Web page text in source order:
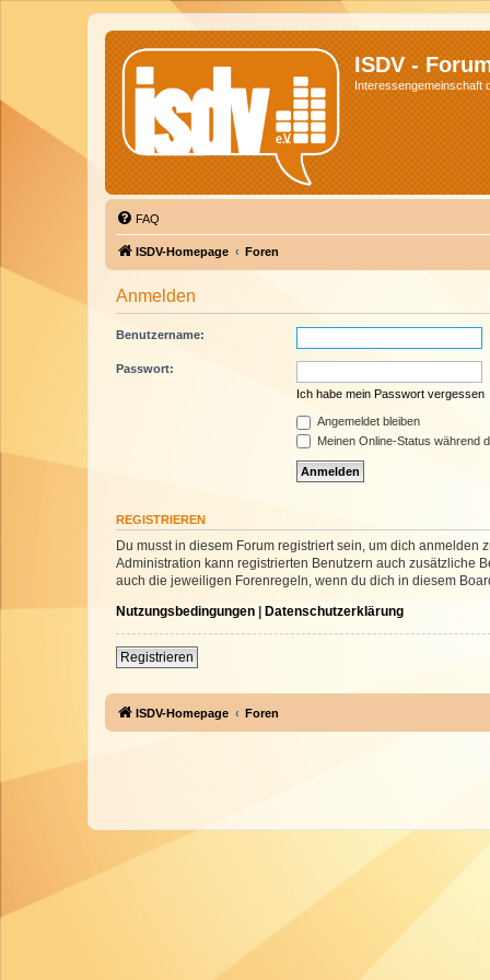
ISDV -
Interessengemeinschaft
FAQ
ISDV-Homepage Foren
Anmelden
Benutzername:
Passwort:
Ich habe mein Passwort vergessen
Angemeldet bleiben
Meinen Online-Status während
REGISTRIEREN
Du musst in diesem Forum registriert sein, um dich
Administration kann registrierten Benutzern auch zusätzliche
auch die jeweiligen Forenregeln, wenn du dich in diesem
Nutzungsbedingungen | Datenschutzerklärung
Registrieren
ISDV-Homepage Foren